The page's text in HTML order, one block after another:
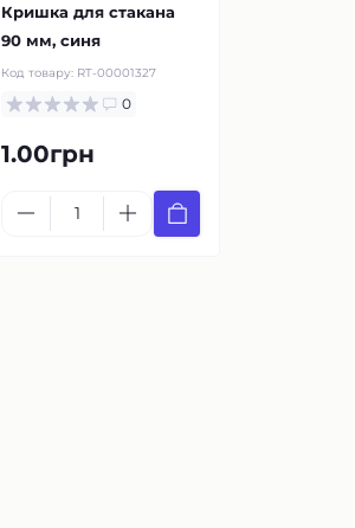
Кришка для стакана
90 мм, синя
Код товару: RT-00001327
0
1.00грн